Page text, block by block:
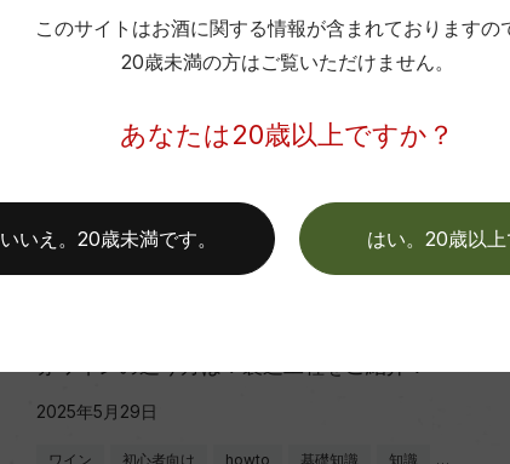
赤ワインの造り方は？製造工程をご紹介！
2025年5月29日
ワイン 初心者向け howto 基礎知識 知識 …
このサイトはお酒に関する情報が含まれておりますの
20歳未満の方はご覧いただけません。
あなたは20歳以上ですか？
はい。20歳以上
いいえ。20歳未満です。